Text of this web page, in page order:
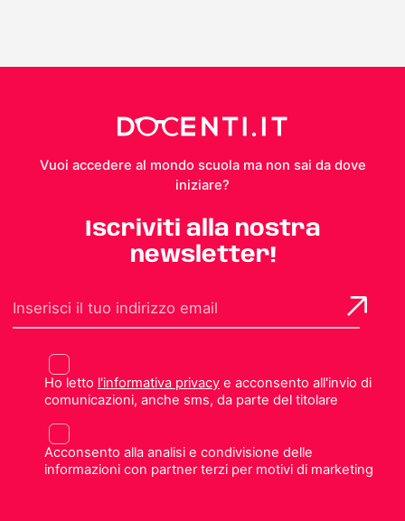
Vuoi accedere al mondo scuola ma non sai da dove
iniziare?
Iscriviti alla nostra
newsletter!
Ho letto l'informativa privacye acconsento all'invio di
comunicazioni, anche sms, da parte del titolare
Acconsento alla analisi e condivisione delle
informazioni con partner terzi per motivi di marketing